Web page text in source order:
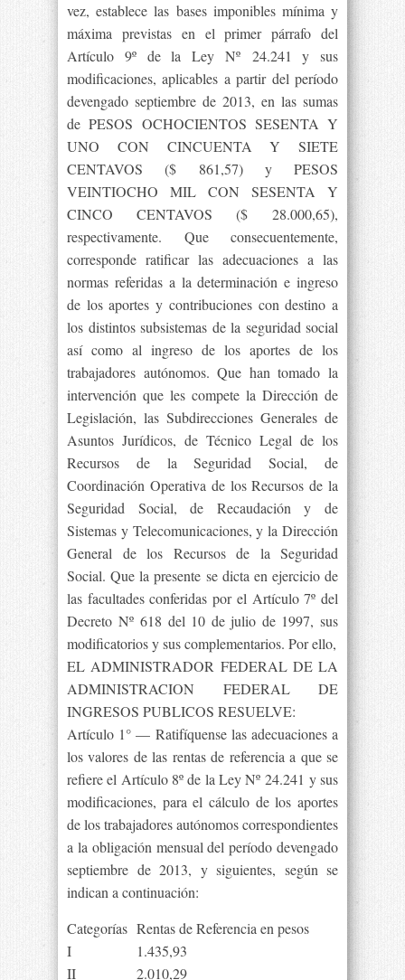
vez, establece las bases imponibles mínima y
máxima previstas en el primer párrafo del
Artículo 9º de la Ley Nº 24.241 y sus
modificaciones, aplicables a partir del período
devengado septiembre de 2013, en las sumas
de PESOS OCHOCIENTOS SESENTA Y
UNO CON CINCUENTA Y SIETE
CENTAVOS ($ 861,57) y PESOS
VEINTIOCHO MIL CON SESENTA Y
CINCO CENTAVOS ($ 28.000,65),
respectivamente. Que consecuentemente,
corresponde ratificar las adecuaciones a las
normas referidas a la determinación e ingreso
de los aportes y contribuciones con destino a
los distintos subsistemas de la seguridad social
así como al ingreso de los aportes de los
trabajadores autónomos. Que han tomado la
intervención que les compete la Dirección de
Legislación, las Subdirecciones Generales de
Asuntos Jurídicos, de Técnico Legal de los
Recursos de la Seguridad Social, de
Coordinación Operativa de los Recursos de la
Seguridad Social, de Recaudación y de
Sistemas y Telecomunicaciones, y la Dirección
General de los Recursos de la Seguridad
Social. Que la presente se dicta en ejercicio de
las facultades conferidas por el Artículo 7º del
Decreto Nº 618 del 10 de julio de 1997, sus
modificatorios y sus complementarios. Por ello,
EL ADMINISTRADOR FEDERAL DE LA
ADMINISTRACION FEDERAL DE
INGRESOS PUBLICOS RESUELVE:
Artículo 1° — Ratifíquense las adecuaciones a
los valores de las rentas de referencia a que se
refiere el Artículo 8º de la Ley Nº 24.241 y sus
modificaciones, para el cálculo de los aportes
de los trabajadores autónomos correspondientes
a la obligación mensual del período devengado
septiembre de 2013, y siguientes, según se
indican a continuación:
Categorías Rentas de Referencia en pesos
I
1.435,93
II
2.010,29